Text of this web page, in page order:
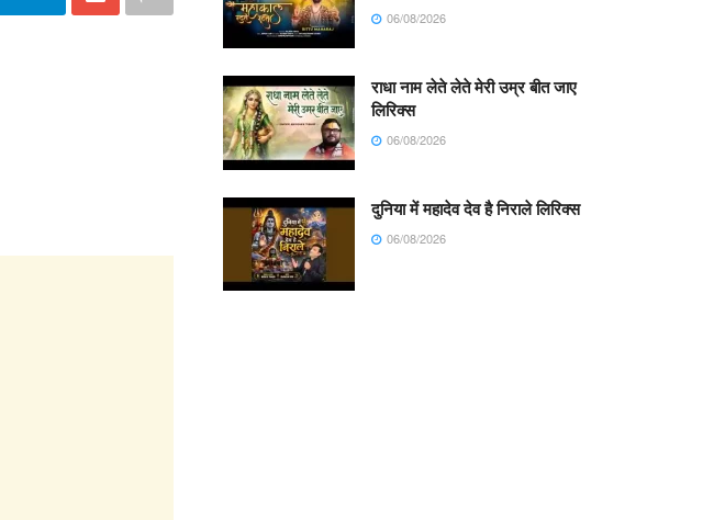
06/08/2026
राधा नाम लेते लेते मेरी उम्र बीत जाए
लिरिक्स
06/08/2026
दुनिया में महादेव देव है निराले लिरिक्स
06/08/2026